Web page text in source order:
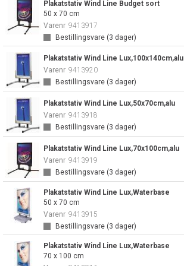
Plakatstativ Wind Line Budget sort
50 x 70 cm
Varenr 9413917
Bestillingsvare (3 dager)
Plakatstativ Wind Line Lux,100x140cm,alu
Varenr 9413920
Bestillingsvare (3 dager)
Plakatstativ Wind Line Lux,50x70cm,alu
Varenr 9413918
Bestillingsvare (3 dager)
Plakatstativ Wind Line Lux,70x100cm,alu
Varenr 9413919
Bestillingsvare (3 dager)
Plakatstativ Wind Line Lux,Waterbase
50 x 70 cm
Varenr 9413915
Bestillingsvare (3 dager)
Plakatstativ Wind Line Lux,Waterbase
70 x 100 cm